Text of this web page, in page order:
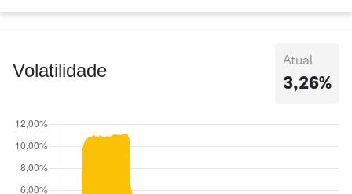
Volatilidade Atual
3,26%